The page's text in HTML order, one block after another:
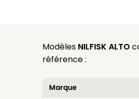
Modèles NILFISK ALTO
référence :
Marque